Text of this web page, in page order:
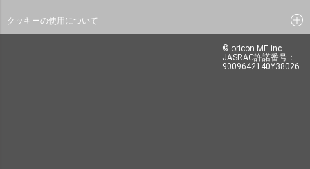
クッキーの使用について
© oricon ME inc.
JASRAC許諾番号：
9009642140Y38026